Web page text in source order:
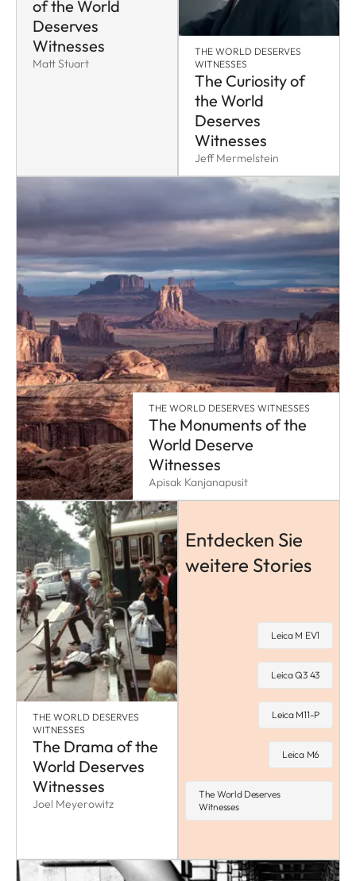
of the World
Deserves
Witnesses
Matt Stuart
THE WORLD DESERVES
WITNESSES
The Curiosity of
the World
Deserves
Witnesses
Jeff Mermelstein
THE WORLD DESERVES WITNESSES
The Monuments of the
World Deserve
Witnesses
Apisak Kanjanapusit
THE WORLD DESERVES
WITNESSES
The Drama of the
World Deserves
Witnesses
Joel Meyerowitz
Entdecken Sie
weitere Stories
Leica M EV1
Leica Q3 43
Leica M11-P
Leica M6
The World Deserves
Witnesses